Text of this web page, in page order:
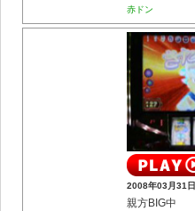
赤ドン
2008年03月31日
親方BIG中